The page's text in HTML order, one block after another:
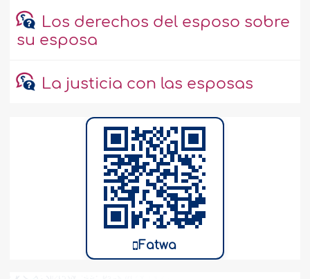
Los derechos del esposo sobre
su esposa
La justicia con las esposas
Fatwa